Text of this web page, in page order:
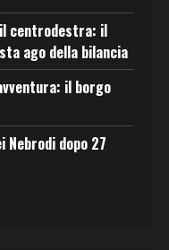
centrodestra: il
ago della bilancia
il borgo
Nebrodi dopo 27